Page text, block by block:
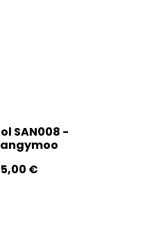
SAN008 -
€